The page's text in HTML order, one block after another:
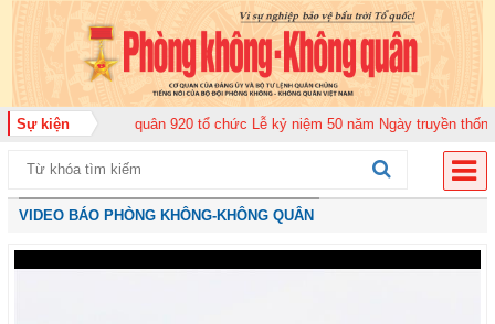
Sự kiệnquân 920 tổ chức Lễ kỷ niệm 50 năm Ngày truyền thống (12-11-1975/
VIDEO BÁO PHÒNG KHÔNG-KHÔNG QUÂN